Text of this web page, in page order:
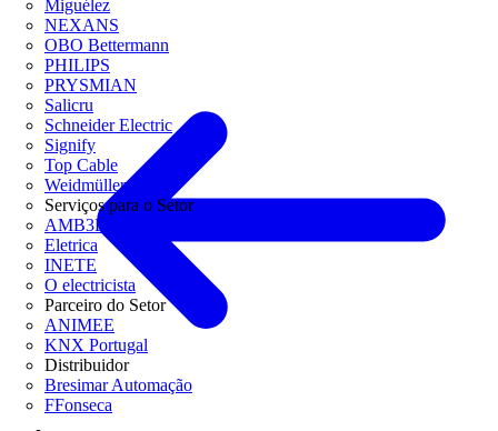
Miguélez
NEXANS
OBO Bettermann
PHILIPS
PRYSMIAN
Salicru
Schneider Electric
Signify
Top Cable
Weidmüller
Serviços para o Setor
AMB3E
Eletrica
INETE
O electricista
Parceiro do Setor
ANIMEE
KNX Portugal
Distribuidor
Bresimar Automação
FFonseca